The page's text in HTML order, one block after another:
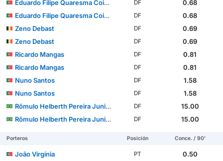
Eduardo Filipe Quaresma Coimbra Simões
DF
0.68
Eduardo Filipe Quaresma Coimbra Simões
DF
0.68
Zeno Debast
DF
0.69
Zeno Debast
DF
0.69
Ricardo Mangas
DF
0.81
Ricardo Mangas
DF
0.81
Nuno Santos
DF
1.58
Nuno Santos
DF
1.58
Rômulo Helberth Pereira Junior
DF
15.00
Rômulo Helberth Pereira Junior
DF 15.00
Porteros Posición Conce. / 90'
João Virgínia PT 0.50